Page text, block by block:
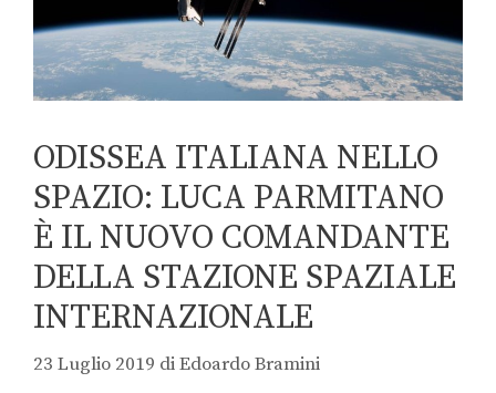
ODISSEA ITALIANA NELLO
SPAZIO: LUCA PARMITANO
È IL NUOVO COMANDANTE
DELLA STAZIONE SPAZIALE
INTERNAZIONALE
23 Luglio 2019 diEdoardo Bramini